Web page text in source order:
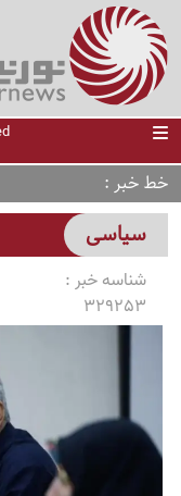
خط خبر
سیاسی
شناسه خبر :
329253